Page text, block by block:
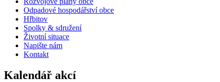
Odpadové hospodářství obce
Hřbitov
Spolky & sdružení
Životní situace
Napište nám
Kontakt
Kalendář akcí